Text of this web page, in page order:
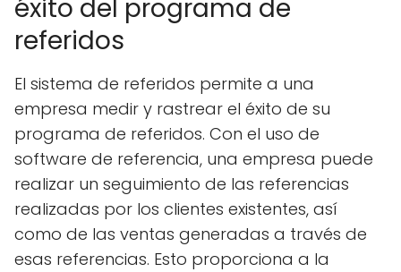
éxito del programa de
referidos
El sistema de referidos permite a una
empresa medir y rastrear el éxito de su
programa de referidos. Con el uso de
software de referencia, una empresa puede
realizar un seguimiento de las referencias
realizadas por los clientes existentes, así
como de las ventas generadas a través de
esas referencias. Esto proporciona a la